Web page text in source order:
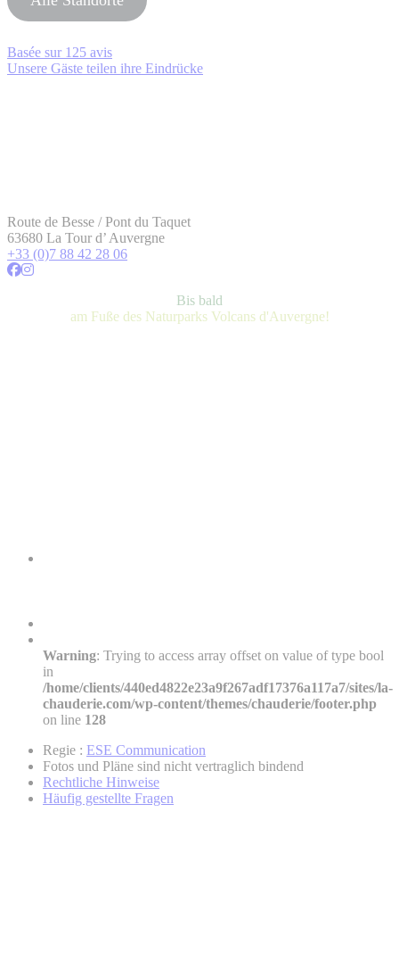
Basée sur 125 avis
Unsere Gäste teilen ihre Eindrücke
Route de Besse / Pont du Taquet
63680 La Tour d’ Auvergne
+33 (0)7 88 42 28 06
Bis bald
am Fuße des Naturparks Volcans d'Auvergne!
Warning: Trying to access array offset on value of type bool
in
/home/clients/440ed4822e23a9f267adf17376a117a7/sites/la-
chauderie.com/wp-content/themes/chauderie/footer.php
on line 128
Regie : ESE Communication
Fotos und Pläne sind nicht vertraglich bindend
Rechtliche Hinweise
Häufig gestellte Fragen